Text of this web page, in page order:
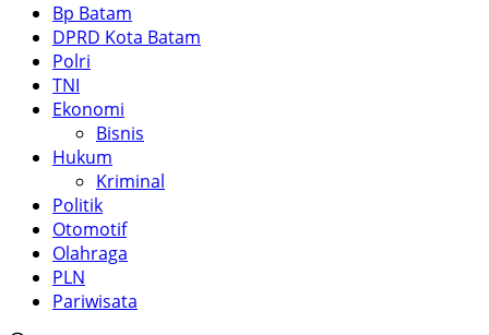
Bp Batam
DPRD Kota Batam
Polri
TNI
Ekonomi
Bisnis
Hukum
Kriminal
Politik
Otomotif
Olahraga
PLN
Pariwisata